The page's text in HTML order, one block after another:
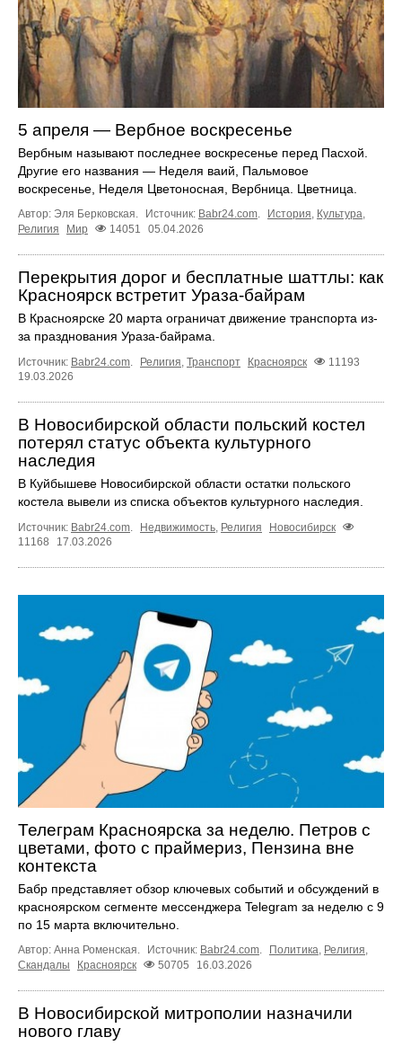
5 апреля — Вербное воскресенье
Вербным называют последнее воскресенье перед Пасхой.
Другие его названия — Неделя ваий, Пальмовое
воскресенье, Неделя Цветоносная, Вербница. Цветница.
Автор: Эля Берковская. Источник: Babr24.com. История, Культура,
Религия
Мир 14051 05.04.2026
Перекрытия дорог и бесплатные шаттлы: как
Красноярск встретит Ураза-байрам
В Красноярске 20 марта ограничат движение транспорта из-
за празднования Ураза-байрама.
Источник: Babr24.com. Религия, Транспорт Красноярск
11193
19.03.2026
В Новосибирской области польский костел
потерял статус объекта культурного
наследия
В Куйбышеве Новосибирской области остатки польского
костела вывели из списка объектов культурного наследия.
Источник: Babr24.com. Недвижимость, Религия
Новосибирск
11168
17.03.2026
Телеграм Красноярска за неделю. Петров с
цветами, фото с праймериз, Пензина вне
контекста
Бабр представляет обзор ключевых событий и обсуждений в
красноярском сегменте мессенджера Telegram за неделю с 9
по 15 марта включительно.
Автор: Анна Роменская. Источник: Babr24.com. Политика, Религия,
Скандалы
Красноярск 50705 16.03.2026
В Новосибирской митрополии назначили
нового главу